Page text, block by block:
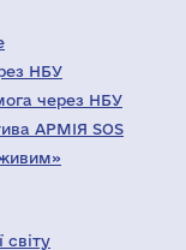
НБУ
через НБУ
АРМІЯ SOS
світу